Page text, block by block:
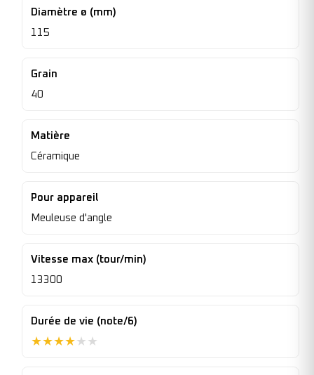
Diamètre ø (mm)
115
Grain
40
Matière
Céramique
Pour appareil
Meuleuse d'angle
Vitesse max (tour/min)
13300
Durée de vie (note/6)
★★★★★ ★